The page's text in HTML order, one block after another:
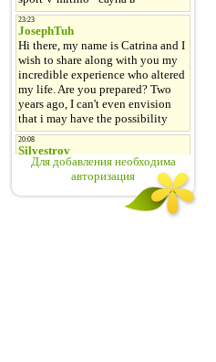
Для добавления необходима
авторизация